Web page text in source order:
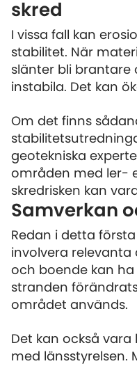
skred
I vissa fall kan
stabilitet. När
slänter bli brantare
instabila. Det kan
Om det finns
geotekniska
områden med ler-
skredrisken kan
Samverkan
Redan i detta
involvera relevanta
och boende kan
stranden
området används.
Det kan också
med länsstyrelsen.